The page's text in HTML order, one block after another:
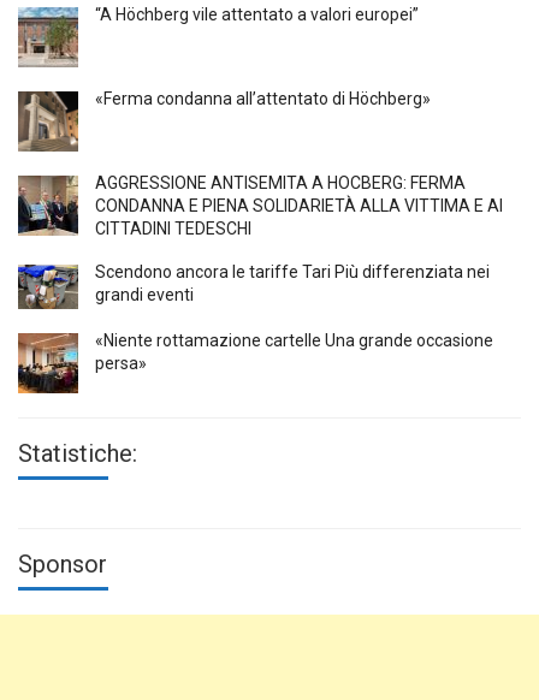
“A Höchberg vile attentato a valori europei”
«Ferma condanna all’attentato di Höchberg»
AGGRESSIONE ANTISEMITA A HÖCBERG: FERMA
CONDANNA E PIENA SOLIDARIETÀ ALLA VITTIMA E AI
CITTADINI TEDESCHI
Scendono ancora le tariffe Tari Più differenziata nei
grandi eventi
«Niente rottamazione cartelle Una grande occasione
persa»
Statistiche:
Sponsor